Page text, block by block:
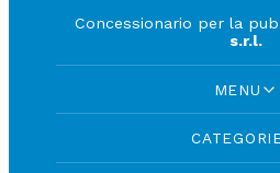
Concessionario per la
s.r.l.
MENU